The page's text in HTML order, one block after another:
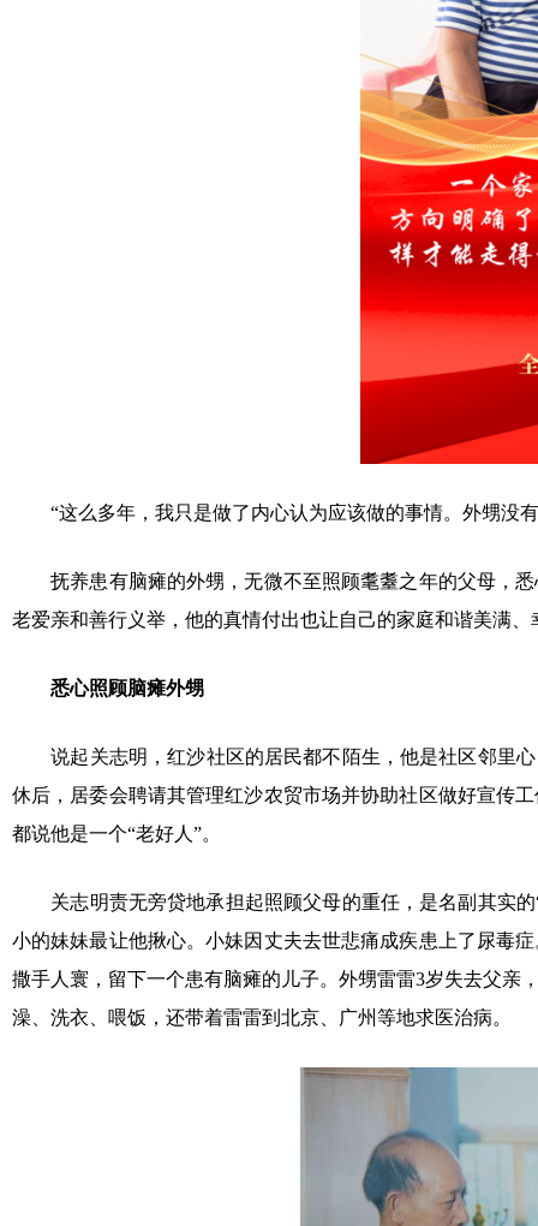
“这么多年，我只是做了内心认为应该做的事情。外甥没
抚养患有脑瘫的外甥，无微不至照顾耄耋之年的父母，悉
老爱亲和善行义举，他的真情付出也让自己的家庭和谐美满
悉心照顾脑瘫外甥
说起关志明，红沙社区的居民都不陌生，他是社区邻里心
休后，居委会聘请其管理红沙农贸市场并协助社区做好宣传
都说他是一个“老好人”。
关志明责无旁贷地承担起照顾父母的重任，是名副其实的
小的妹妹最让他揪心。小妹因丈夫去世悲痛成疾患上了尿毒
撒手人寰，留下一个患有脑瘫的儿子。外甥雷雷3岁失去父亲
澡、洗衣、喂饭，还带着雷雷到北京、广州等地求医治病。